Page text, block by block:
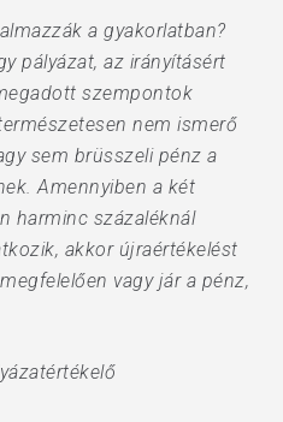
a gyakorlatban?
pályázat, az irányításért
szempontok
nem ismerő
sem brüsszeli pénz a
Amennyiben a két
harminc százaléknál
akkor újraértékelést
vagy jár a pénz,